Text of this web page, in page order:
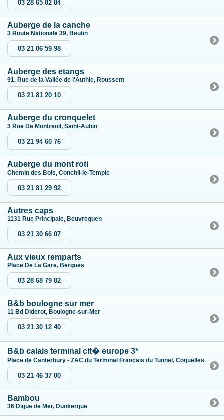
03 28 65 02 84
Auberge de la canche
3 Route Nationale 39, Beutin
03 21 06 59 98
Auberge des etangs
91, Rue de la Vallée de l'Authie, Roussent
03 21 81 20 10
Auberge du cronquelet
3 Rue De Montreuil, Saint-Aubin
03 21 94 60 76
Auberge du mont roti
Chemin des Bois, Conchil-le-Temple
03 21 81 29 92
Autres caps
1131 Rue Principale, Beuvrequen
03 21 30 66 07
Aux vieux remparts
Place De La Gare, Bergues
03 28 68 79 82
B&b boulogne sur mer
11 Bd Diderot, Boulogne-sur-Mer
03 21 30 12 40
B&b calais terminal cit� europe 3*
Place de Canterbury - ZAC du Terminal Français du Tunnel, Coquelles
03 21 46 37 00
Bambou
36 Digue de Mer, Dunkerque